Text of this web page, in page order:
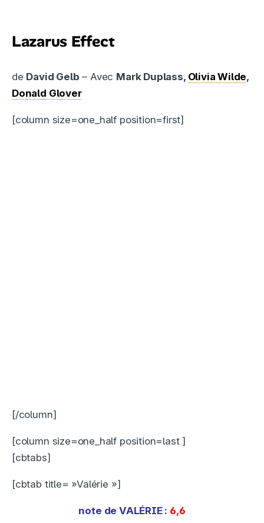
Lazarus Effect
de David Gelb – Avec Mark Duplass, Olivia Wilde,
Donald Glover
[column size=one_half position=first]
[/column]
[column size=one_half position=last ]
[cbtabs]
[cbtab title= »Valérie »]
note de VALÉRIE : 6,6